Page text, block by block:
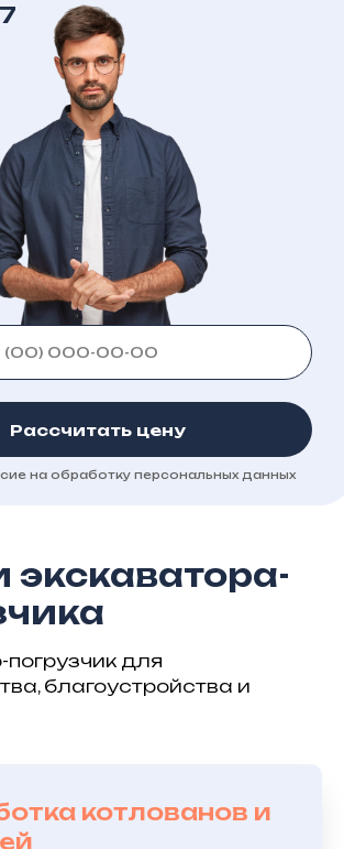
на обработку персональных данных
Рассчитать цену
экскаватора-
для
благоустройства и
котлованов и